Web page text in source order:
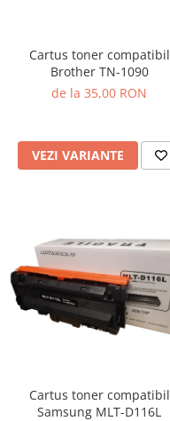
Cartus toner compatibil
Brother TN-1090
de la 35,00 RON
VEZI VARIANTE
Cartus toner compatibil
Samsung MLT-D116L